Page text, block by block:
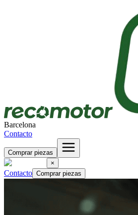
Barcelona
Contacto
Comprar piezas
×
Contacto Comprar piezas